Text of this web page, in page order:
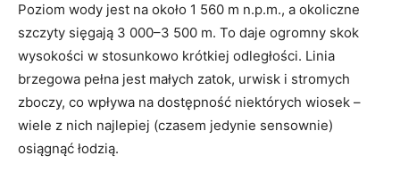
Poziom wody jest na około 1 560 m n.p.m., a okoliczne
szczyty sięgają 3 000–3 500 m. To daje ogromny skok
wysokości w stosunkowo krótkiej odległości. Linia
brzegowa pełna jest małych zatok, urwisk i stromych
zboczy, co wpływa na dostępność niektórych wiosek –
wiele z nich najlepiej (czasem jedynie sensownie)
osiągnąć łodzią.